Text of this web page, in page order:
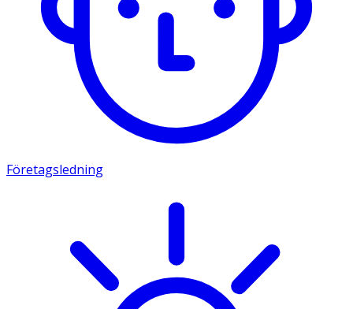
Företagsledning